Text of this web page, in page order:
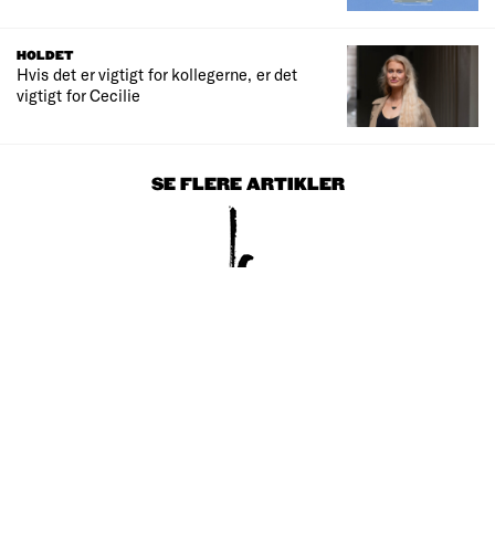
HOLDET
Hvis det er vigtigt for kollegerne, er det
vigtigt for Cecilie
SE FLERE ARTIKLER